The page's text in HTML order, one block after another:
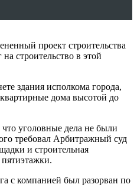
проект строительства
строительство в этой
здания исполкома города,
дома высотой до
уголовные дела не были
требовал Арбитражный суд
и строительная
с компанией был разорван по